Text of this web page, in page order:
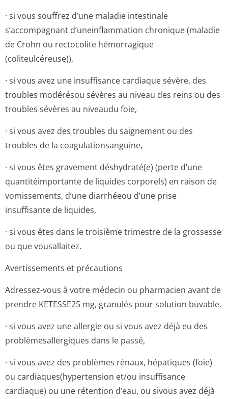
· si vous souffrez d’une maladie intestinale
s’accompagnant d’uneinflammation chronique (maladie
de Crohn ou rectocolite hémorragique
(coliteulcéreuse)),
· si vous avez une insuffisance cardiaque sévère, des
troubles modérésou sévères au niveau des reins ou des
troubles sévères au niveaudu foie,
· si vous avez des troubles du saignement ou des
troubles de la coagulationsan­guine,
· si vous êtes gravement déshydraté(e) (perte d’une
quantitéimportante de liquides corporels) en raison de
vomissements, d’une diarrhéeou d’une prise
insuffisante de liquides,
· si vous êtes dans le troisième trimestre de la grossesse
ou que vousallaitez.
Avertissements et précautions
Adressez-vous à votre médecin ou pharmacien avant de
prendre KETESSE25 mg, granulés pour solution buvable.
· si vous avez une allergie ou si vous avez déjà eu des
problèmesaller­giques dans le passé,
· si vous avez des problèmes rénaux, hépatiques (foie)
ou cardiaques(hy­pertension et/ou insuffisance
cardiaque) ou une rétention d’eau, ou sivous avez déjà